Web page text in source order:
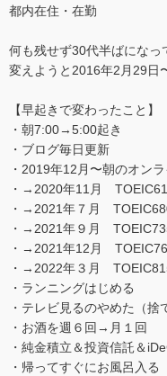
都内在住・在勤
何も残せず30代半ばになっ
変えようと2016年2月29日
【早起きで変わったこと】
・朝7:00→5:00起き
・ブログ毎日更新
・2019年12月〜朝のオン
・→2020年11月
・→2021年７月
・→2021年９月
・→2021年12月
・→2022年３月
・ランニングはじめる
・テレビ見るのやめた（捨
・お酒を週６回→月１回
・純金積立＆投資信託＆
・帰ってすぐにお風呂入る